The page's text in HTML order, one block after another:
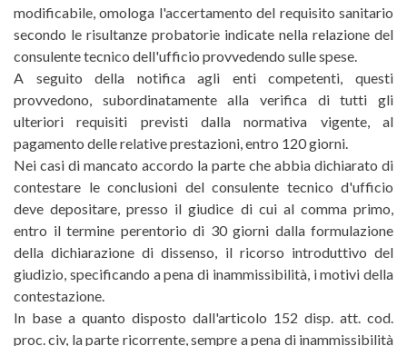
modificabile, omologa l'accertamento del requisito sanitario
secondo le risultanze probatorie indicate nella relazione del
consulente tecnico dell'ufficio provvedendo sulle spese.
A seguito della notifica agli enti competenti, questi
provvedono, subordinatamente alla verifica di tutti gli
ulteriori requisiti previsti dalla normativa vigente, al
pagamento delle relative prestazioni, entro 120 giorni.
Nei casi di mancato accordo la parte che abbia dichiarato di
contestare le conclusioni del consulente tecnico d'ufficio
deve depositare, presso il giudice di cui al comma primo,
entro il termine perentorio di 30 giorni dalla formulazione
della dichiarazione di dissenso, il ricorso introduttivo del
giudizio, specificando a pena di inammissibilità, i motivi della
contestazione.
In base a quanto disposto dall'articolo 152 disp. att. cod.
proc. civ, la parte ricorrente, sempre a pena di inammissibilità